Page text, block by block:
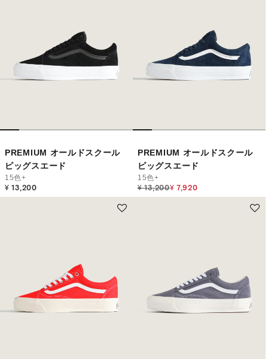
PREMIUM オールドスクール
ピッグスエード
15色+
¥ 13,200
PREMIUM オールドスクール
ピッグスエード
15色+
Price reduced from
¥ 13,200to
¥ 7,920